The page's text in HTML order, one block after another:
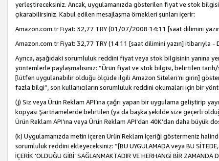
yerleştireceksiniz. Ancak, uygulamanızda gösterilen fiyat ve stok
çıkarabilirsiniz. Kabul edilen mesajlaşma örnekleri şunları içerir:
Amazon.com.tr Fiyat: 32,77 TRY (01/07/2008 14:11 [saat dilimini
Amazon.com.tr Fiyat: 32,77 TRY (14:11 [saat dilimini yazın] itibarıyla -
Ayrıca, aşağıdaki sorumluluk reddini fiyat veya stok bilgisinin yanına
yöntemlerle paylaşmalısınız: “Ürün fiyat ve stok bilgisi, belirtilen
[lütfen uygulanabilir olduğu ölçüde ilgili Amazon Siteleri’ni girin]
fazla bilgi”, son kullanıcıların sorumluluk reddini okumaları için bir
(j) Siz veya Ürün Reklam API’ına çağrı yapan bir uygulama geliştirip
kopyası Şartnamelerde belirtilen (ya da başka şekilde size geçerli
Ürün Reklam API’ına veya Ürün Reklam API’dan 40K’dan daha büyük
(k) Uygulamanızda metin içeren Ürün Reklam İçeriği göstermeniz
sorumluluk reddini ekleyeceksiniz: “[BU UYGULAMADA veya BU SİTEDE,
İÇERİK ‘OLDUĞU GİBİ’ SAĞLANMAKTADIR VE HERHANGİ BİR